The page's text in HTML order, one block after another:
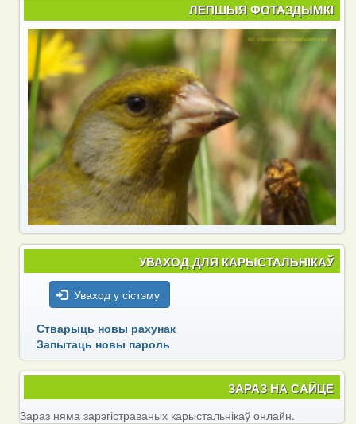
ЛЕПШЫЯ ФОТАЗДЫМКІ
УВАХОД ДЛЯ КАРЫСТАЛЬНІКАЎ
Уваход у сістэму
Стварыць новы рахунак
Запытаць новы пароль
ЗАРАЗ НА САЙЦЕ
Зараз няма зарэгістраваных карыстальнікаў онлайн.